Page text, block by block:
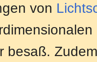
von
besaß.